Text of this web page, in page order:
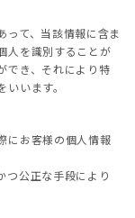
って、当該情報に含ま
人を識別することが
でき、それにより特
います。
にお客様の個人情報
つ公正な手段により